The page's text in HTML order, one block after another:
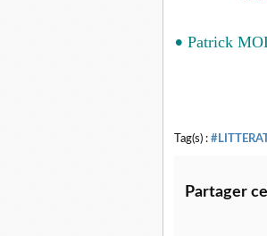
• Patrick
Tag(s) :
Partager